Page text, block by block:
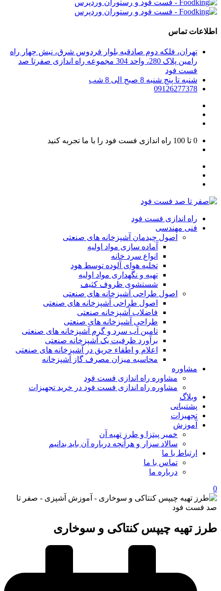
اطلاعات تماس
تهران، فلکه دوم صادقیه بلوار فردوس شرق، نبش چهار راه
رامین پلاک 280، واحد 304 مجموعه راه اندازی صفرتا صد
فست فود
شنبه تا پنج شنبه 8 صبح الی 8 شب
09126277378
0 تا 100 راه اندازی فست فود را با ما تجربه کنید
راه اندازی فست فود
فنی مهندسی
اصول چیدمان آشپزخانه های صنعتی
آماده سازی مواد اولیه
انواع سرد خانه
تخلیه هوای آلوده توسط هود
تهیه و نگهداری مواد اولیه
شستشوی ظروف کثیف
اصول طراحی آشپزخانه های صنعتی
اصول طراحی آشپزخانه های صنعتی
فاضلاب آشپزخانه صنعتی
طراحی آشپزخانه های صنعتی
تامین آب سرد و گرم آشپزخانه های صنعتی
برآورد ظرفیت یک آشپزخانه صنعتی
اعلام و اطفاء حریق در آشپزخانه های صنعتی
محاسبه میزان مصرف گاز آشپزخانه
مشاوره
مشاوره راه اندازی فست فود
مشاوره راه اندازی فست فود در خرید تجهیزات
وبلاگ
پشتیبانی
تجهیزات
آموزش
خمیر پیتزا و طرز تهیه آن
سالاد سزار و هرآنچه درباره آن باید بدانیم
ارتباط با ما
تماس با ما
درباره ما
0
طرز تهیه چیپس کنتاکی و سوخاری